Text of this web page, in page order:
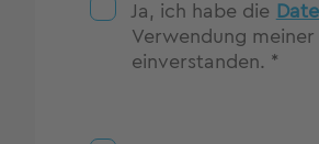
Ja, ich habe die
Verwendung
einverstanden. *